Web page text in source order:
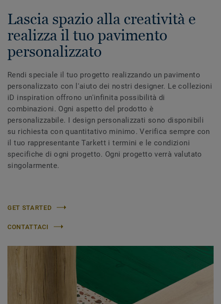
Lascia spazio alla creatività e
realizza il tuo pavimento
personalizzato
Rendi speciale il tuo progetto realizzando un pavimento
personalizzato con l'aiuto dei nostri designer. Le collezioni
iD inspiration offrono un'infinita possibilità di
combinazioni. Ogni aspetto del prodotto è
personalizzabile. I design personalizzati sono disponibili
su richiesta con quantitativo minimo. Verifica sempre con
il tuo rappresentante Tarkett i termini e le condizioni
specifiche di ogni progetto. Ogni progetto verrà valutato
singolarmente.
GET STARTED
CONTATTACI